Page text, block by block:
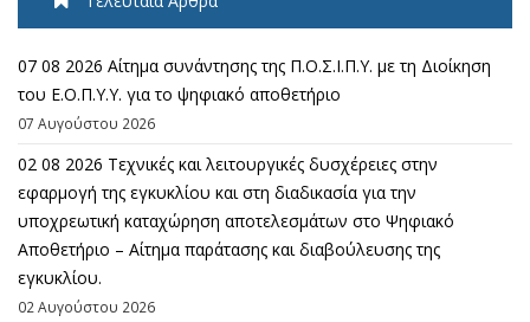
07 08 2026 Αίτημα συνάντησης της Π.Ο.Σ.Ι.Π.Υ. με τη Διοίκηση
του Ε.Ο.Π.Υ.Υ. για το ψηφιακό αποθετήριο
07 Αυγούστου 2026
02 08 2026 Τεχνικές και λειτουργικές δυσχέρειες στην
εφαρμογή της εγκυκλίου και στη διαδικασία για την
υποχρεωτική καταχώρηση αποτελεσμάτων στο Ψηφιακό
Αποθετήριο – Αίτημα παράτασης και διαβούλευσης της
εγκυκλίου.
02 Αυγούστου 2026